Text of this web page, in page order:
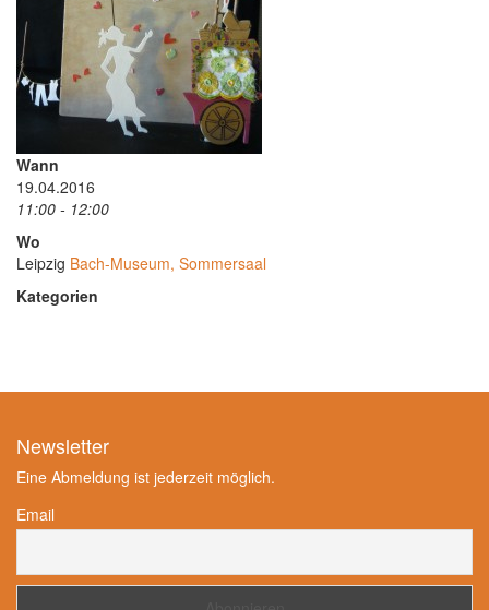
Wann
19.04.2016
11:00 - 12:00
Wo
Leipzig Bach-Museum, Sommersaal
Kategorien
Newsletter
Eine Abmeldung ist jederzeit möglich.
Email